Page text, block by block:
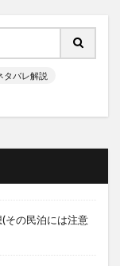
タバレ解説
その民泊には注意